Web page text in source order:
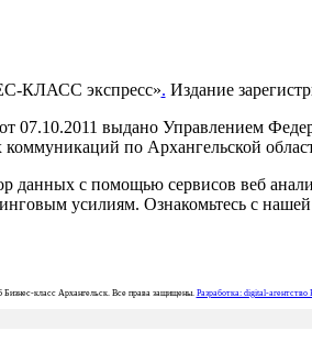
КЛАСС экспресс». Издание
07.10.2011 выдано Управлением
по Архангельской
данных с помощью сервисов веб
усилиям. Ознакомьтесь с нашей
Бизнес-класс Архангельск. Все права защищены. Разработка: digital-агентство